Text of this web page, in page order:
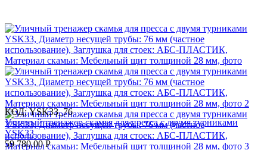
КОД: YSK33_76
Уличный тренажер скамья для пресса с двумя турниками
YSK33
59 780.00 Р